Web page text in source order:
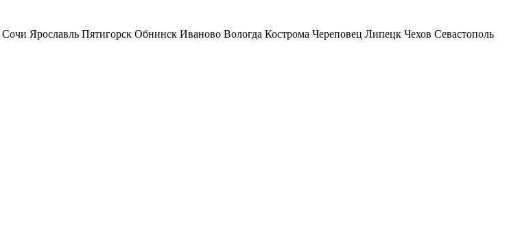
Сочи Ярославль Пятигорск Обнинск Иваново Вологда Кострома Череповец Липецк Чехов Севастополь